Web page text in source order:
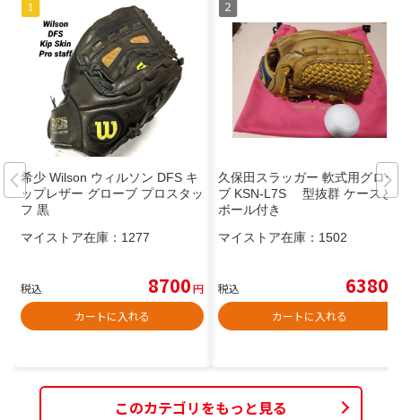
希少 Wilson ウィルソン DFS キ
ップレザー グローブ プロスタッ
フ 黒
マイストア在庫： 1277
税込 8700円
カートに入れる
久保田スラッガー 軟式用グロー
ブ KSN-L7S 型抜群 ケースと
ボール付き
マイストア在庫： 1502
税込 6380
カートに入れる
このカテゴリをもっと見る